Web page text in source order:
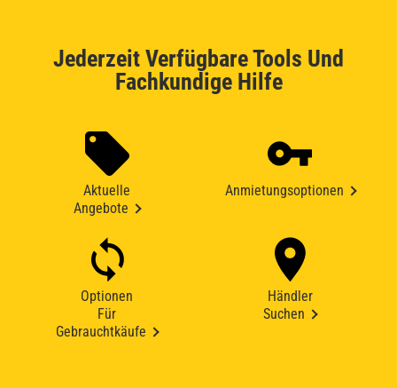
Jederzeit Verfügbare Tools Und
Fachkundige Hilfe
Aktuelle
Angebote
Anmietungsoptionen
Optionen
Für
Gebrauchtkäufe
Händler
Suchen